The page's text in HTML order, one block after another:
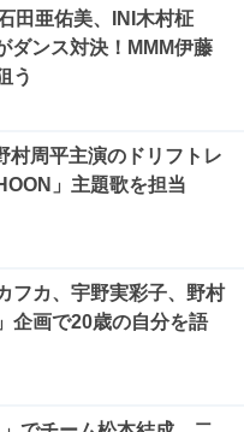
田亜佑美、INI木村柾
ダンス対決！MMM伊藤
う
村周平主演のドリフトレ
」主題歌を担当
フカ、宇野実彩子、野村
企画で20歳の自分を語